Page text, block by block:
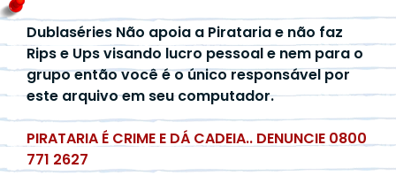
Dublaséries Não apoia a Pirataria e não faz
Rips e Ups visando lucro pessoal e nem para o
grupo então você é o único responsável por
este arquivo em seu computador.
PIRATARIA É CRIME E DÁ CADEIA.. DENUNCIE 0800
771 2627